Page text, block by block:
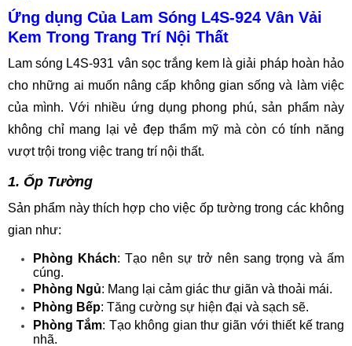
Ứng dụng Của Lam Sóng L4S-924 Vân Vải
Kem Trong Trang Trí Nội Thất
Lam sóng L4S-931 vân sọc trắng kem là giải pháp hoàn hảo
cho những ai muốn nâng cấp không gian sống và làm việc
của mình. Với nhiều ứng dụng phong phú, sản phẩm này
không chỉ mang lại vẻ đẹp thẩm mỹ mà còn có tính năng
vượt trội trong việc trang trí nội thất.
1. Ốp Tường
Sản phẩm này thích hợp cho việc ốp tường trong các không
gian như:
Phòng Khách: Tạo nên sự trở nên sang trọng và ấm
cúng.
Phòng Ngủ: Mang lại cảm giác thư giãn và thoải mái.
Phòng Bếp: Tăng cường sự hiện đại và sạch sẽ.
Phòng Tắm: Tạo không gian thư giãn với thiết kế trang
nhã.